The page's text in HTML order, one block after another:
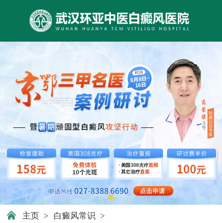
主页 > 白癜风常识 >